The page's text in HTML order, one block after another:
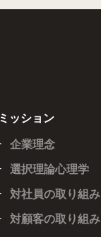
ミッション
企業理念
選択理論心理学
対社員の取り組み
対顧客の取り組み